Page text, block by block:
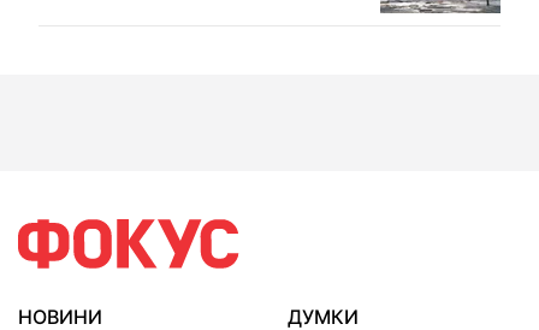
НОВИНИ
ДУМКИ